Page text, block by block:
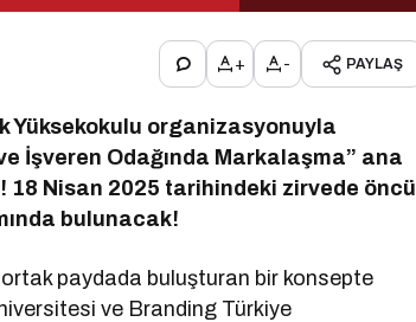
+ - PAYLAŞ
Yüksekokulu organizasyonuyla
İşveren Odağında Markalaşma” ana
18 Nisan 2025 tarihindeki zirvede öncü
bulunacak!
paydada buluşturan bir konsepte
ve Branding Türkiye